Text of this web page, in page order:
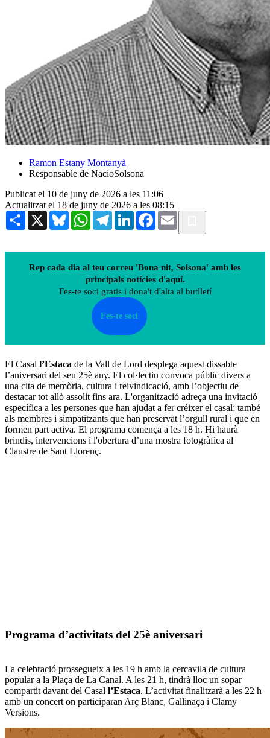
Ramon Estany Montanyà
Responsable de NacioSolsona
Publicat el 10 de juny de 2026 a les 11:06
Actualitzat el 18 de juny de 2026 a les 08:15
Share X BlueskyWhatsAppTelegramLinkedInFacebook
Email
Rep cada dia al teu correu 'Bona nit, Solsona' amb les
principals notícies d'aquí.
Fes-te soci gratis i dona't d'alta al butlletí
Fes-te soci
El Casal l’Estaca de la Vall de Lord desplega aquest dissabte
l’aniversari del seu 25è any. El col·lectiu convoca públic divers a
una cita de memòria, cultura i reivindicació, amb l’objectiu de
destacar tot allò assolit fins ara. L'organització adreça una invitació
específica a les persones que han ajudat a fer créixer el casal; també
als membres i simpatitzants que han preservat l’orgull rural i que en
formen part activa. El programa comença a les 18 h. Hi haurà
brindis, intervencions i l'obertura d’una mostra fotogràfica al
Claustre de Sant Llorenç.
Programa d’activitats del 25è aniversari
La celebració prossegueix a les 19 h amb la cercavila de cultura
popular a la Plaça de La Canal. A les 21 h, tindrà lloc un sopar
compartit davant del Casal l’Estaca. L’activitat finalitzarà a les 22 h
amb un concert on participaran Arç Blanc, Gallinaça i Clamy
Versions.